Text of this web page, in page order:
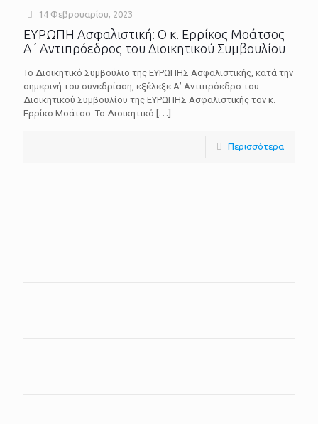
14 Φεβρουαρίου, 2023
ΕΥΡΩΠΗ Ασφαλιστική: Ο κ. Ερρίκος Μοάτσος
Α΄ Αντιπρόεδρος του Διοικητικού Συμβουλίου
To Διοικητικό Συμβούλιο της ΕΥΡΩΠΗΣ Ασφαλιστικής, κατά την
σημερινή του συνεδρίαση, εξέλεξε Α’ Αντιπρόεδρο του
Διοικητικού Συμβουλίου της ΕΥΡΩΠΗΣ Ασφαλιστικής τον κ.
Ερρίκο Μοάτσο. Το Διοικητικό […]
Περισσότερα